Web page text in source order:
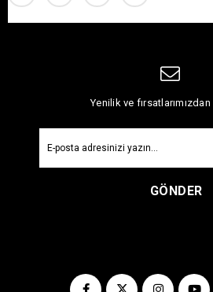
Yenilik ve
GÖNDER